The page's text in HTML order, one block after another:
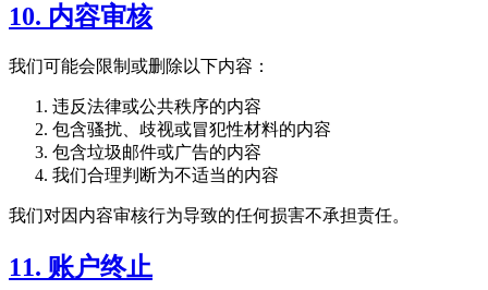
10. 内容审核
我们可能会限制或删除以下内容：
违反法律或公共秩序的内容
包含骚扰、歧视或冒犯性材料的内容
包含垃圾邮件或广告的内容
我们合理判断为不适当的内容
我们对因内容审核行为导致的任何损害不承担责任。
11. 账户终止